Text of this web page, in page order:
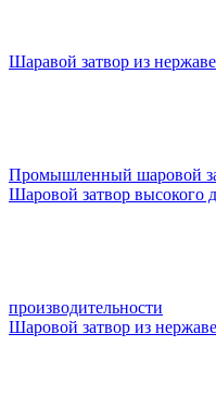
Шаравой затвор из
Промышленный шаровой
Шаровой затвор высокого
производительности
Шаровой затвор из